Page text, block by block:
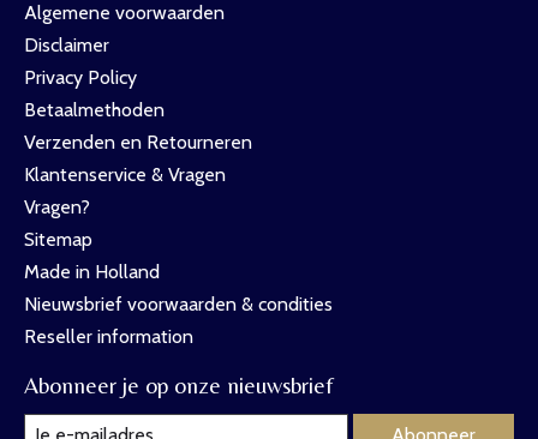
Algemene voorwaarden
Disclaimer
Privacy Policy
Betaalmethoden
Verzenden en Retourneren
Klantenservice & Vragen
Vragen?
Sitemap
Made in Holland
Nieuwsbrief voorwaarden & condities
Reseller information
Abonneer je op onze nieuwsbrief